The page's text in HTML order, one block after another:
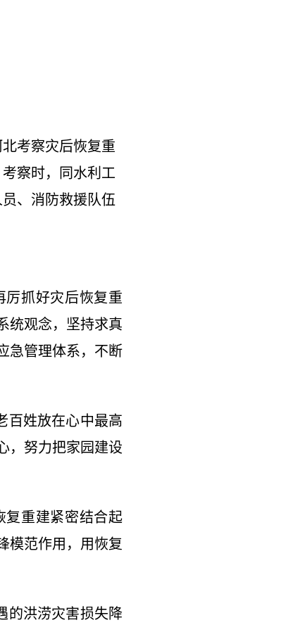
考察灾后恢复重
察时，同水利工
、消防救援队伍
抓好灾后恢复重
统观念，坚持求真
急管理体系，不断
姓放在心中最高
，努力把家园建设
重建紧密结合起
模范作用，用恢复
洪涝灾害损失降